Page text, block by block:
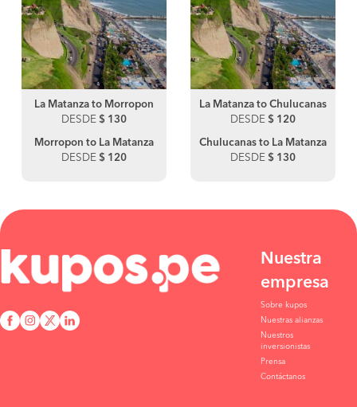
La Matanza to Morropon
DESDE $ 130
Morropon to La Matanza
DESDE $ 120
La Matanza to Chulucanas
DESDE $ 120
Chulucanas to La Matanza
DESDE $ 130
Nuestra
empresa
Sobre kupos
Nuestras alianzas
Nuestros
inversionistas
Prensa
Contáctanos